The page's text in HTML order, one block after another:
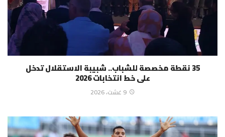
35 نقطة مخصصة للشباب.. شبيبة الاستقلال تدخل
على خط انتخابات 2026
9 غشت، 2026